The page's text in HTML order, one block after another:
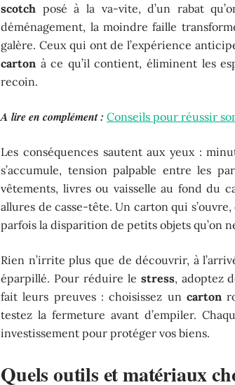
scotch posé à la va-vite, d’un rabat
déménagement, la moindre faille
galère. Ceux qui ont de l’expérience
carton à ce qu’il contient, éliminent les
recoin.
A lire en complément : Conseils pour réussir
Les conséquences sautent aux yeux :
s’accumule, tension palpable entre les
vêtements, livres ou vaisselle au fond du
allures de casse-tête. Un carton qui s’ouvre,
parfois la disparition de petits objets qu’on
Rien n’irrite plus que de découvrir, à
éparpillé. Pour réduire le stress, adoptez
fait leurs preuves : choisissez un carton
testez la fermeture avant d’empiler.
investissement pour protéger vos biens.
Quels outils et matériaux